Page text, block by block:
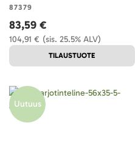
87379
(sis. 25.5% ALV)
104,91 €
83,59 €
TILAUSTUOTE
Uutuus